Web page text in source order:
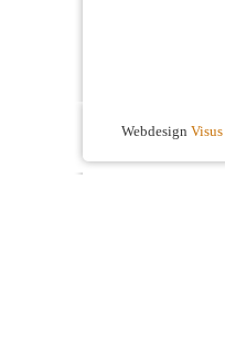
Webdesign Visus